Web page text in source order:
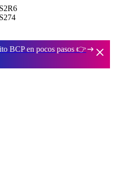
BCP en pocos pasos 👉